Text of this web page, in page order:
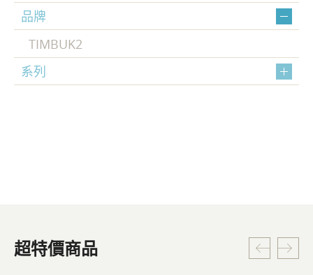
品牌
TIMBUK2
系列
超特價商品